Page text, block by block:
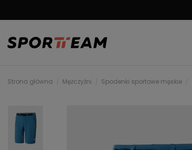
Strona główna Mężczyźni Spodenki sportowe męskie